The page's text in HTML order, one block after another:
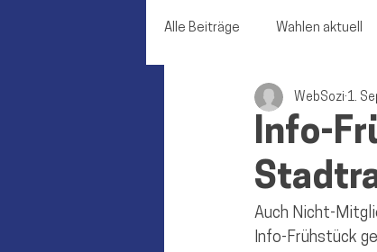
Alle Beiträge Wahlen aktuell
Scheyern Geisenfeld
Schweitenkirchen
Münchsmünster
Info-
WebSozi 1.
Auch Nicht-
Info-Frühstück